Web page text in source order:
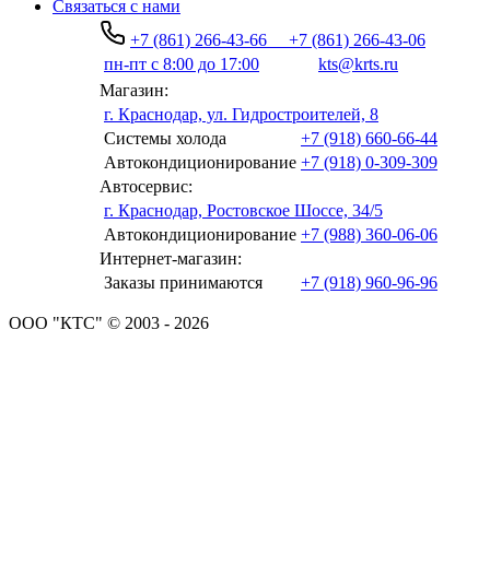
Связаться с нами
+7 (861) 266-43-66
+7 (861) 266-43-06
пн-пт с 8:00 до 17:00
kts@krts.ru
Магазин:
г. Краснодар, ул. Гидростроителей, 8
Системы холода
+7 (918) 660-66-44
Автокондиционирование +7 (918) 0-309-309
Автосервис:
г. Краснодар, Ростовское Шоссе, 34/5
Автокондиционирование +7 (988) 360-06-06
Интернет-магазин:
Заказы принимаются
+7 (918) 960-96-96
ООО "КТС" © 2003 - 2026